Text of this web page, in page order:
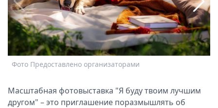
Metro
Стримы
Спецпроекты
Звезды
Выборы
2026
Metro
Фото Предоставлено организаторами
Масштабная фотовыставка "Я буду твоим лучшим
другом" – это приглашение поразмышлять об